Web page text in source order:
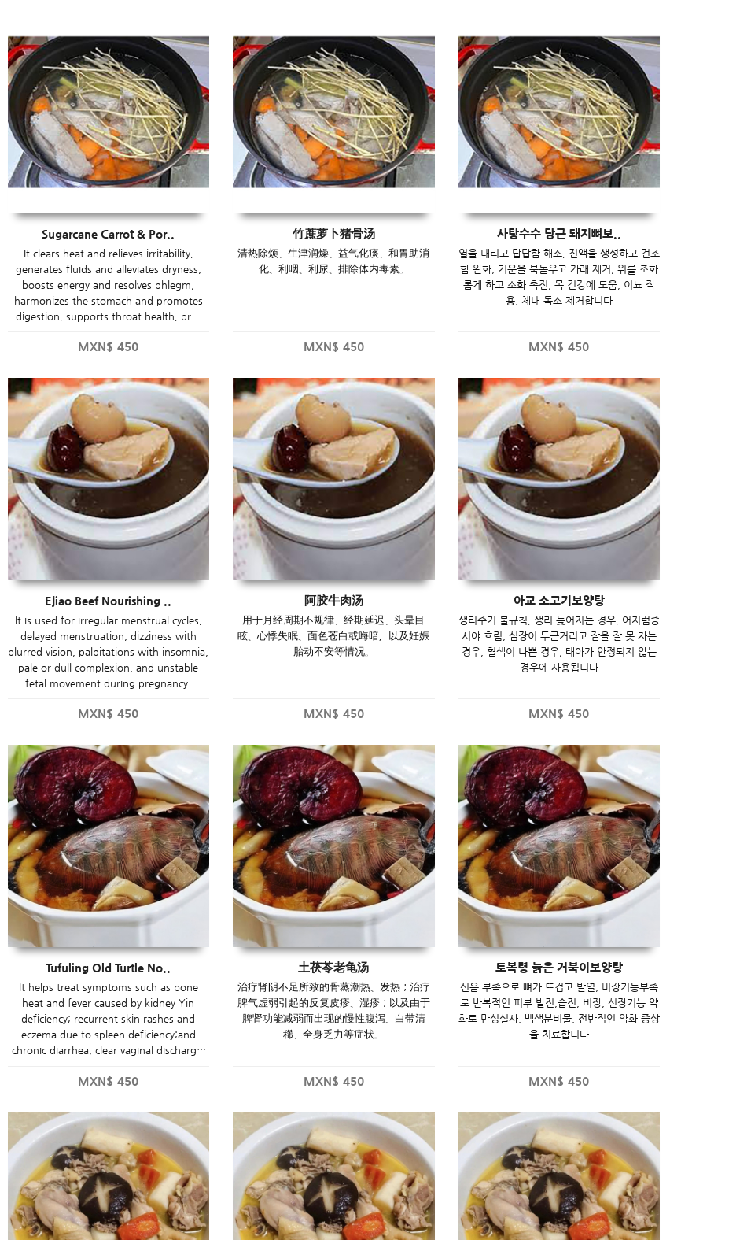
Sugarcane Carrot & Por..
It clears heat and relieves irritability,
generates fluids and alleviates dryness,
boosts energy and resolves phlegm,
harmonizes the stomach and promotes
digestion, supports throat health, pr...
MXN$ 450
竹蔗萝卜猪骨汤
清热除烦、生津润燥、益气化痰、和胃助消
化、利咽、利尿、排除体内毒素。
MXN$ 450
사탕수수 당근 돼지뼈보..
열을 내리고 답답함 해소, 진액을 생성하고 건조
함 완화, 기운을 북돋우고 가래 제거, 위를 조화
롭게 하고 소화 촉진, 목 건강에 도움, 이뇨 작
용, 체내 독소 제거합니다
MXN$ 450
Ejiao Beef Nourishing ..
It is used for irregular menstrual cycles,
delayed menstruation, dizziness with
blurred vision, palpitations with insomnia,
pale or dull complexion, and unstable
fetal movement during pregnancy.
MXN$ 450
阿胶牛肉汤
用于月经周期不规律、经期延迟、头晕目
眩、心悸失眠、面色苍白或晦暗，以及妊娠
胎动不安等情况。
MXN$ 450
아교 소고기보양탕
생리주기 불규칙, 생리 늦어지는 경우, 어지럼증
시야 흐림, 심장이 두근거리고 잠을 잘 못 자는
경우, 혈색이 나쁜 경우, 태아가 안정되지 않는
경우에 사용됩니다
MXN$ 450
Tufuling Old Turtle No..
It helps treat symptoms such as bone
heat and fever caused by kidney Yin
deficiency; recurrent skin rashes and
eczema due to spleen deficiency;and
chronic diarrhea, clear vaginal discharge,
MXN$ 450
土茯苓老龟汤
治疗肾阴不足所致的骨蒸潮热、发热；治疗
脾气虚弱引起的反复皮疹、湿疹；以及由于
脾肾功能减弱而出现的慢性腹泻、白带清
稀、全身乏力等症状。
MXN$ 450
토복령 늙은 거북이보양탕
신음 부족으로 뼈가 뜨겁고 발열, 비장기능부족
로 반복적인 피부 발진,습진, 비장, 신장기능 약
화로 만성설사, 백색분비물, 전반적인 약화 증상
을 치료합니다
MXN$ 450